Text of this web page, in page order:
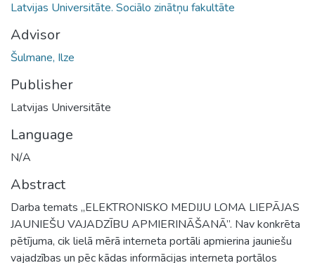
Latvijas Universitāte. Sociālo zinātņu fakultāte
Advisor
Šulmane, Ilze
Publisher
Latvijas Universitāte
Language
N/A
Abstract
Darba temats „ELEKTRONISKO MEDIJU LOMA LIEPĀJAS
JAUNIEŠU VAJADZĪBU APMIERINĀŠANĀ”. Nav konkrēta
pētījuma, cik lielā mērā interneta portāli apmierina jauniešu
vajadzības un pēc kādas informācijas interneta portālos